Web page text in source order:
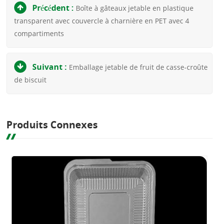
Précédent : Boîte à gâteaux jetable en plastique
transparent avec couvercle à charnière en PET avec 4
compartiments
Suivant : Emballage jetable de fruit de casse-croûte
de biscuit
Produits Connexes